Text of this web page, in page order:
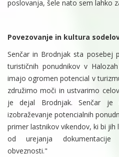
poslovanja, šele nato sem lahko
Povezovanje in kultura
Senčar in Brodnjak sta posebej
turističnih ponudnikov v
imajo ogromen potencial v
združimo moči in ustvarimo
je dejal Brodnjak. Senčar je
izobraževanje potencialnih
primer lastnikov vikendov, ki bi
od urejanja dokumentacije
obveznosti."